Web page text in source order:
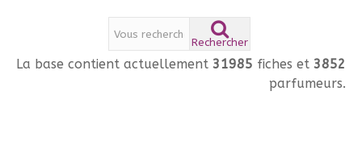
Rechercher
La base contient actuellement 31985 fiches et 3852
parfumeurs.